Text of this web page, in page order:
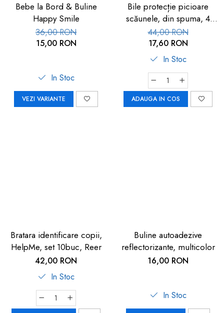
Bebe la Bord & Buline
Happy Smile
36,00 RON
15,00 RON
In Stoc
VEZI VARIANTE
Bile protecție picioare
scăunele, din spuma, 4
buc, multicolor
44,00 RON
17,60 RON
In Stoc
ADAUGA IN COS
Bratara identificare copii,
HelpMe, set 10buc, Reer
42,00 RON
In Stoc
Buline autoadezive
reflectorizante, multicolor
16,00 RON
In Stoc